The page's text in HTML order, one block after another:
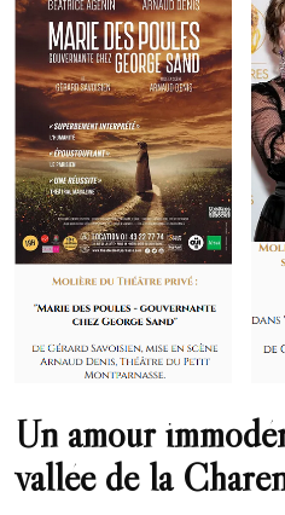
Un amour
vallée de la